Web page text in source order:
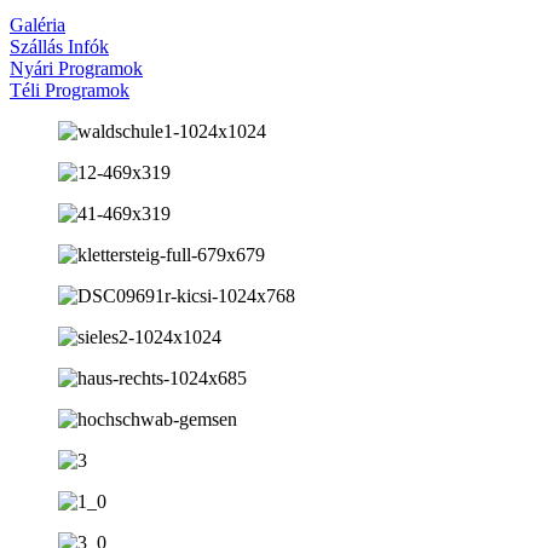
Galéria
Szállás Infók
Nyári Programok
Téli Programok